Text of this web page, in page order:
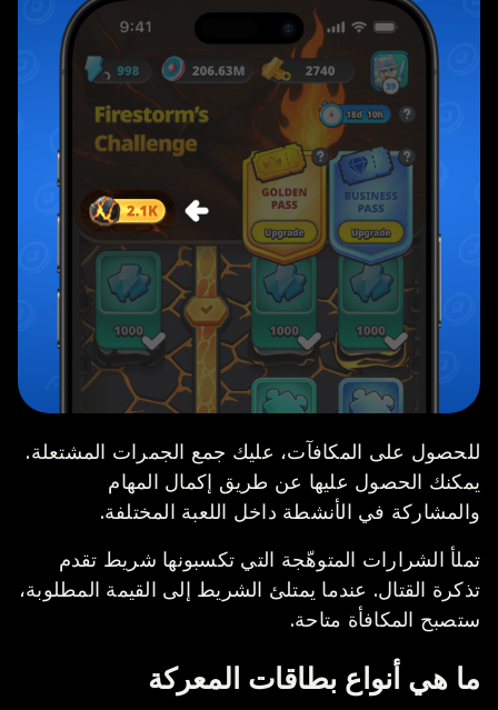
للحصول على المكافآت، عليك جمع الجمرات المشتعلة.
يمكنك الحصول عليها عن طريق إكمال المهام
والمشاركة في الأنشطة داخل اللعبة المختلفة.
تملأ الشرارات المتوهّجة التي تكسبونها شريط تقدم
تذكرة القتال. عندما يمتلئ الشريط إلى القيمة المطلوبة،
ستصبح المكافأة متاحة.
ما هي أنواع بطاقات المعركة